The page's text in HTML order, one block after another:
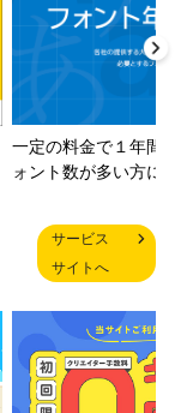
一定の料金で１年間
ォント数が多い方に
サービス
サイトへ